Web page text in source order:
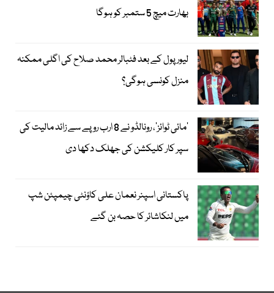
بھارت میچ 5 ستمبر کو ہوگا
لیور پول کے بعد فٹبالر محمد صلاح کی اگلی ممکنہ
منزل کونسی ہوگی؟
’مائی ٹوائز‘، رونالڈو نے 8 ارب روپے سے زائد مالیت کی
سپر کار کلیکشن کی جھلک دکھا دی
پاکستانی اسپنر نعمان علی کاؤنٹی چیمپئن شپ
میں لنکاشائر کا حصہ بن گئے